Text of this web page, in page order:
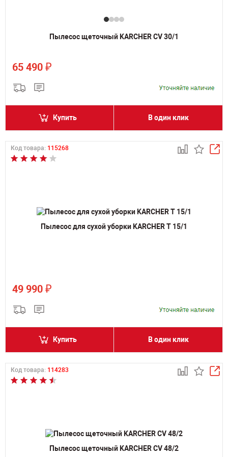
Пылесос щеточный KARCHER CV 30/1
65 490 ₽
Купить В один клик
Код товара: 115268
Пылесос для сухой уборки KARCHER T 15/1
49 990 ₽
Купить В один клик
Код товара: 114283
Пылесос щеточный KARCHER CV 48/2